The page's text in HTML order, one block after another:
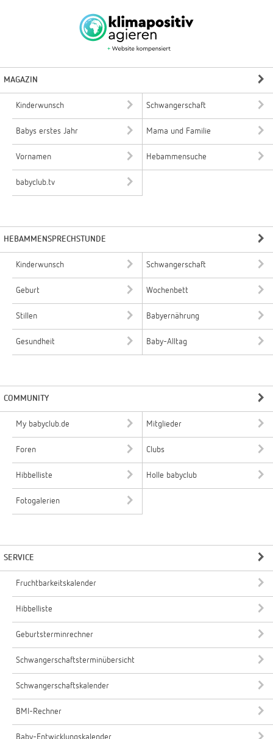
MAGAZIN
Kinderwunsch Schwangerschaft
Babys erstes Jahr Mama und Familie
Vornamen Hebammensuche
babyclub.tv
HEBAMMENSPRECHSTUNDE
Kinderwunsch Schwangerschaft
Geburt Wochenbett
Stillen Babyernährung
Gesundheit Baby-Alltag
COMMUNITY
My babyclub.de Mitglieder
Foren Clubs
Hibbelliste Holle babyclub
Fotogalerien
SERVICE
Fruchtbarkeitskalender
Hibbelliste
Geburtsterminrechner
Schwangerschaftsterminübersicht
Schwangerschaftskalender
BMI-Rechner